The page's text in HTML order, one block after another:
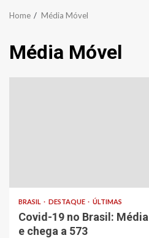
Home Média Móvel
Média Móvel
BRASIL DESTAQUE ÚLTIMAS
Covid-19 no Brasil:
e chega a 573